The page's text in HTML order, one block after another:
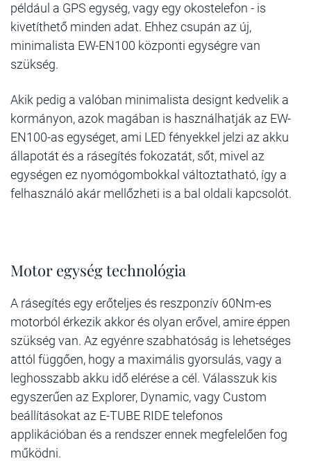
például a GPS egység, vagy egy okostelefon - is
kivetíthető minden adat. Ehhez csupán az új,
minimalista EW-EN100 központi egységre van
szükség.
Akik pedig a valóban minimalista designt kedvelik a
kormányon, azok magában is használhatják az EW-
EN100-as egységet, ami LED fényekkel jelzi az akku
állapotát és a rásegítés fokozatát, sőt, mivel az
egységen ez nyomógombokkal változtatható, így a
felhasználó akár mellőzheti is a bal oldali kapcsolót.
Motor egység technológia
A rásegítés egy erőteljes és reszponzív 60Nm-es
motorból érkezik akkor és olyan erővel, amire éppen
szükség van. Az egyénre szabhatóság is lehetséges
attól függően, hogy a maximális gyorsulás, vagy a
leghosszabb akku idő elérése a cél. Válasszuk kis
egyszerűen az Explorer, Dynamic, vagy Custom
beállításokat az E-TUBE RIDE telefonos
applikációban és a rendszer ennek megfelelően fog
működni.